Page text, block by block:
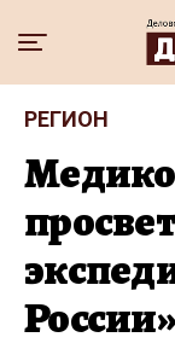
РЕГИОН